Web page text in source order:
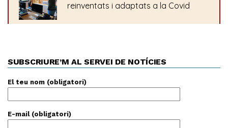
SUBSCRIURE’M AL SERVEI DE NOTÍCIES
El teu nom (obligatori)
E-mail (obligatori)